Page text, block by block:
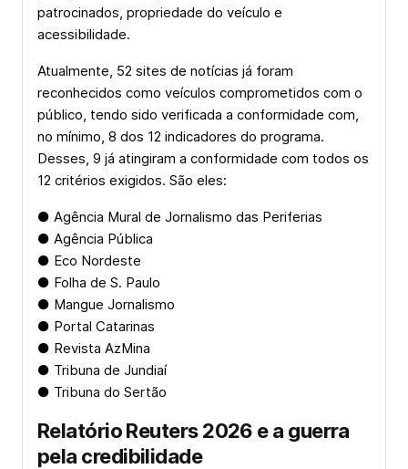
patrocinados, propriedade do veículo e
acessibilidade.
Atualmente, 52 sites de notícias já foram
reconhecidos como veículos comprometidos com o
público, tendo sido verificada a conformidade com,
no mínimo, 8 dos 12 indicadores do programa.
Desses, 9 já atingiram a conformidade com todos os
12 critérios exigidos. São eles:
● Agência Mural de Jornalismo das Periferias
● Agência Pública
● Eco Nordeste
● Folha de S. Paulo
● Mangue Jornalismo
● Portal Catarinas
● Revista AzMina
● Tribuna de Jundiaí
● Tribuna do Sertão
Relatório Reuters 2026 e a guerra
pela credibilidade